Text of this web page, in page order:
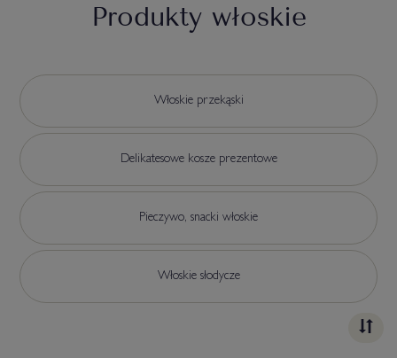
Produkty włoskie
Włoskie przekąski
Delikatesowe kosze prezentowe
Pieczywo, snacki włoskie
Włoskie słodycze